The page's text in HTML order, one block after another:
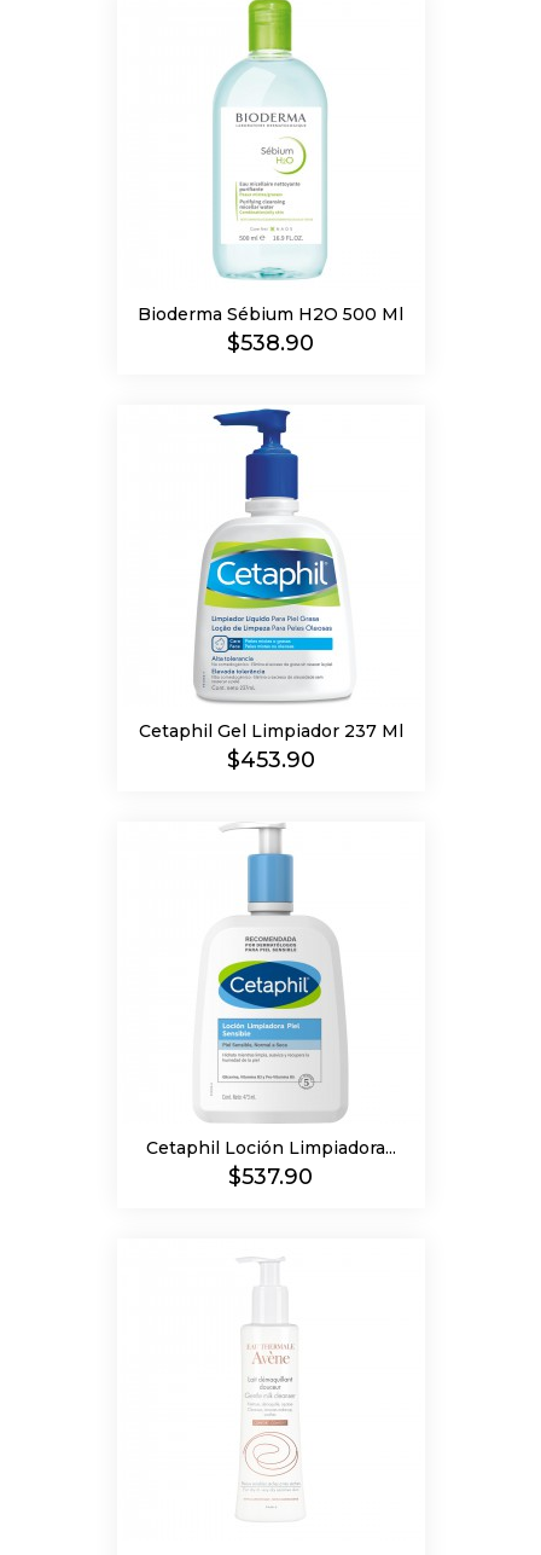
Bioderma Sébium H2O 500 Ml
Precio
$538.90
Cetaphil Gel Limpiador 237 Ml
Precio
$453.90
Cetaphil Loción Limpiadora...
Precio
$537.90